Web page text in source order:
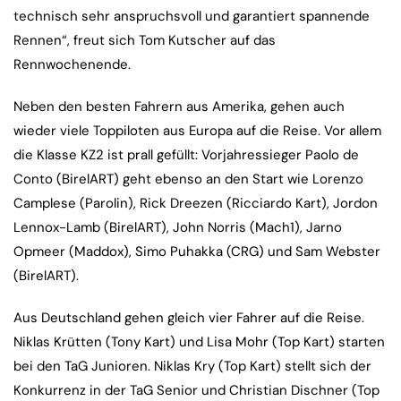
technisch sehr anspruchsvoll und garantiert spannende
Rennen“, freut sich Tom Kutscher auf das
Rennwochenende.
Neben den besten Fahrern aus Amerika, gehen auch
wieder viele Toppiloten aus Europa auf die Reise. Vor allem
die Klasse KZ2 ist prall gefüllt: Vorjahressieger Paolo de
Conto (BirelART) geht ebenso an den Start wie Lorenzo
Camplese (Parolin), Rick Dreezen (Ricciardo Kart), Jordon
Lennox-Lamb (BirelART), John Norris (Mach1), Jarno
Opmeer (Maddox), Simo Puhakka (CRG) und Sam Webster
(BirelART).
Aus Deutschland gehen gleich vier Fahrer auf die Reise.
Niklas Krütten (Tony Kart) und Lisa Mohr (Top Kart) starten
bei den TaG Junioren. Niklas Kry (Top Kart) stellt sich der
Konkurrenz in der TaG Senior und Christian Dischner (Top